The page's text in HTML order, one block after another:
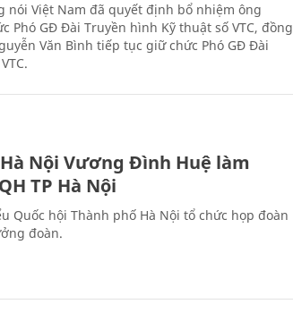
nói Việt Nam đã quyết định bổ nhiệm ông
Phó GĐ Đài Truyền hình Kỹ thuật số VTC, đồng
Văn Bình tiếp tục giữ chức Phó GĐ Đài
Nội Vương Đình Huệ làm
TP Hà Nội
Quốc hội Thành phố Hà Nội tổ chức họp đoàn
đoàn.